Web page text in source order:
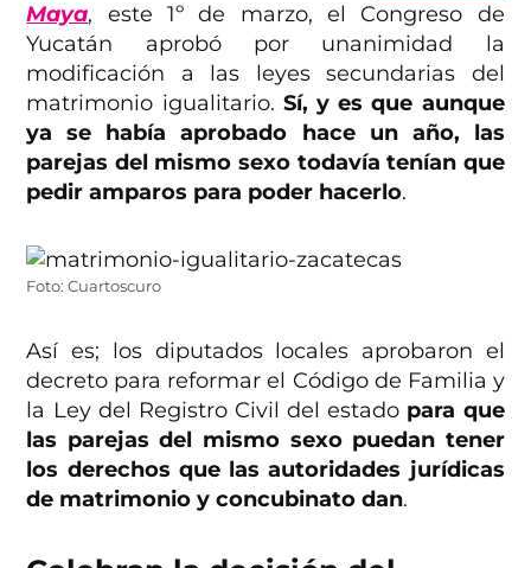
Maya, este 1º de marzo, el Congreso de
Yucatán aprobó por unanimidad la
modificación a las leyes secundarias del
matrimonio igualitario. Sí, y es que aunque
ya se había aprobado hace un año, las
parejas del mismo sexo todavía tenían que
pedir amparos para poder hacerlo.
Foto: Cuartoscuro
Así es; los diputados locales aprobaron el
decreto para reformar el Código de Familia y
la Ley del Registro Civil del estado para que
las parejas del mismo sexo puedan tener
los derechos que las autoridades jurídicas
de matrimonio y concubinato dan.